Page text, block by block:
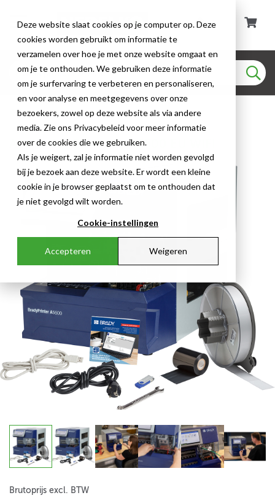
Deze website slaat cookies op je computer op. Deze
cookies worden gebruikt om informatie te
verzamelen over hoe je met onze website omgaat en
om je te onthouden. We gebruiken deze informatie
om je surfervaring te verbeteren en personaliseren,
en voor analyse en meetgegevens over onze
bezoekers, zowel op deze website als via andere
media. Zie ons Privacybeleid voor meer informatie
over de cookies die we gebruiken.
Als je weigert, zal je informatie niet worden gevolgd
bij je bezoek aan deze website. Er wordt een kleine
cookie in je browser geplaatst om te onthouden dat
je niet gevolgd wilt worden.
Cookie-instellingen
Accepteren Weigeren
Applicator Printers
Applicator Printers - A5500 EU WIFI
Brutoprijs excl. BTW